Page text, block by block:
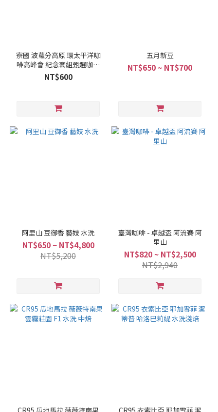
寮國 波蘿分高原 環太平洋咖
啡高峰會 紀念套組甄選咖啡
批次 爪哇種 半水洗 淺焙
NT$600
五月新豆
NT$650 ~ NT$700
阿里山 豆御香 藝妓 水洗
NT$650 ~ NT$4,800
NT$5,200
臺灣咖啡 - 卓越盃 阿流賽 阿
里山
NT$820 ~ NT$2,500
NT$2,940
CR95 瓜地馬拉 薇薇特南果 CR95 衣索比亞 耶加雪菲 潔